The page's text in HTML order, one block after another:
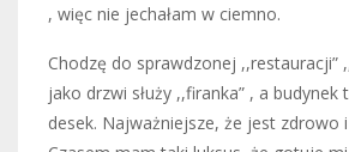
, więc nie jechałam w ciemno.
Chodzę do sprawdzonej ,,restauracji”
jako drzwi służy ,,firanka” , a budynek
desek. Najważniejsze, że jest zdrowo